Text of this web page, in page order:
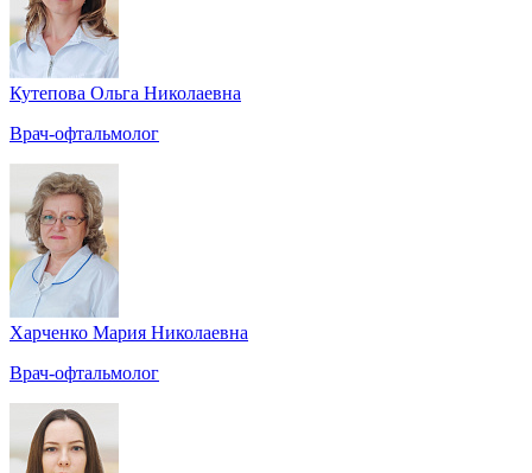
Кутепова Ольга Николаевна
Врач-офтальмолог
Харченко Мария Николаевна
Врач-офтальмолог